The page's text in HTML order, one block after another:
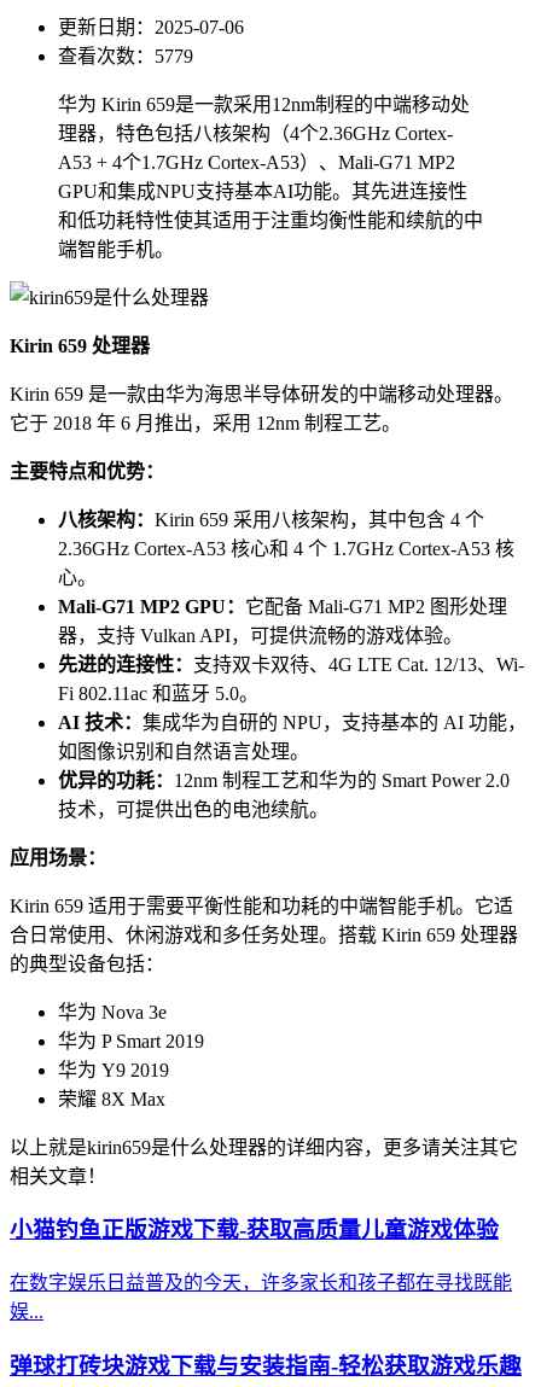
更新日期：2025-07-06
查看次数：5779
华为 Kirin 659是一款采用12nm制程的中端移动处
理器，特色包括八核架构（4个2.36GHz Cortex-
A53 + 4个1.7GHz Cortex-A53）、Mali-G71 MP2
GPU和集成NPU支持基本AI功能。其先进连接性
和低功耗特性使其适用于注重均衡性能和续航的中
端智能手机。
Kirin 659 处理器
Kirin 659 是一款由华为海思半导体研发的中端移动处理器。
它于 2018 年 6 月推出，采用 12nm 制程工艺。
主要特点和优势：
八核架构： Kirin 659 采用八核架构，其中包含 4 个
2.36GHz Cortex-A53 核心和 4 个 1.7GHz Cortex-A53 核
心。
Mali-G71 MP2 GPU： 它配备 Mali-G71 MP2 图形处理
器，支持 Vulkan API，可提供流畅的游戏体验。
先进的连接性： 支持双卡双待、4G LTE Cat. 12/13、Wi-
Fi 802.11ac 和蓝牙 5.0。
AI 技术： 集成华为自研的 NPU，支持基本的 AI 功能，
如图像识别和自然语言处理。
优异的功耗： 12nm 制程工艺和华为的 Smart Power 2.0
技术，可提供出色的电池续航。
应用场景：
Kirin 659 适用于需要平衡性能和功耗的中端智能手机。它适
合日常使用、休闲游戏和多任务处理。搭载 Kirin 659 处理器
的典型设备包括：
华为 Nova 3e
华为 P Smart 2019
华为 Y9 2019
荣耀 8X Max
以上就是kirin659是什么处理器的详细内容，更多请关注其它
相关文章！
小猫钓鱼正版游戏下载-获取高质量儿童游戏体验
在数字娱乐日益普及的今天，许多家长和孩子都在寻找既能
娱...
弹球打砖块游戏下载与安装指南-轻松获取游戏乐趣